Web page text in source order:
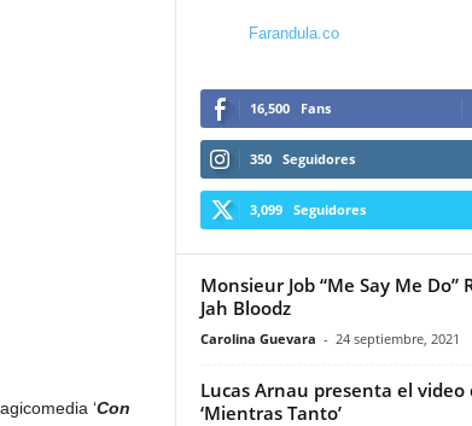
‘Con
Farandula.co
16,500 Fans
350 Seguidores
3,099 Seguidores
Monsieur Job “Me Say Me Do”
Jah Bloodz
Carolina Guevara - 24 septiembre, 2021
Lucas Arnau presenta el video
‘Mientras Tanto’